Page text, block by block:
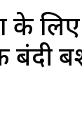
के